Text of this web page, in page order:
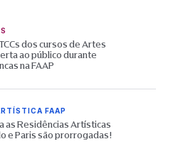
dos cursos de Artes
ao público durante
na FAAP
FAAP
as Residências Artísticas
e Paris são prorrogadas!